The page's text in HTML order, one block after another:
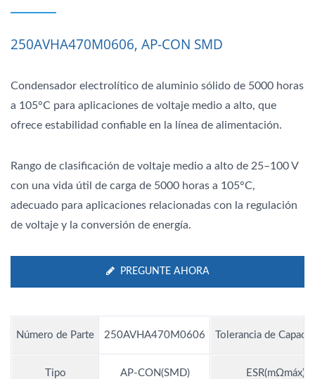
250AVHA470M0606, AP-CON SMD
Condensador electrolítico de aluminio sólido de 5000 horas
a 105°C para aplicaciones de voltaje medio a alto, que
ofrece estabilidad confiable en la línea de alimentación.
Rango de clasificación de voltaje medio a alto de 25–100 V
con una vida útil de carga de 5000 horas a 105°C,
adecuado para aplicaciones relacionadas con la regulación
de voltaje y la conversión de energía.
PREGUNTE AHORA
Número de Parte 250AVHA470M0606 Tolerancia de
Tipo AP-CON(SMD) ESR(mΩmáx)